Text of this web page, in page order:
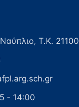
Τ.Κ. 21100
- 14:00